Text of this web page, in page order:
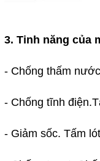
3. Tinh năng của
- Chống thấm
- Chống tĩnh
- Giảm sốc. Tấm